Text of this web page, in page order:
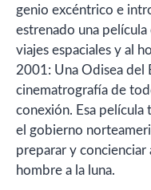
genio excéntrico e
estrenado una
viajes espaciales y al
2001: Una Odisea del
cinematrografía de
conexión. Esa película
el gobierno
preparar y concienciar
hombre a la luna.